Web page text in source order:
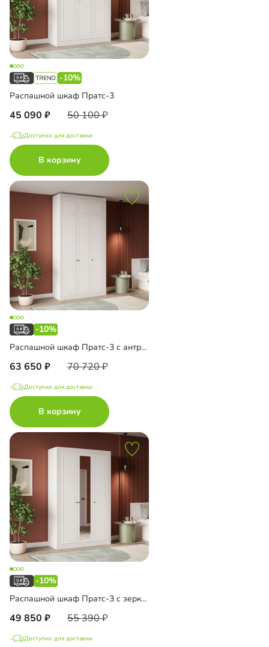
-10%
Распашной шкаф Пратс-3
45 090 50 100
Доступно для доставки
В корзину
-10%
Распашной шкаф Пратс-3 с антресолью
63 650 70 720
Доступно для доставки
В корзину
-10%
Распашной шкаф Пратс-3 с зеркалом
49 850 55 390
Доступно для доставки